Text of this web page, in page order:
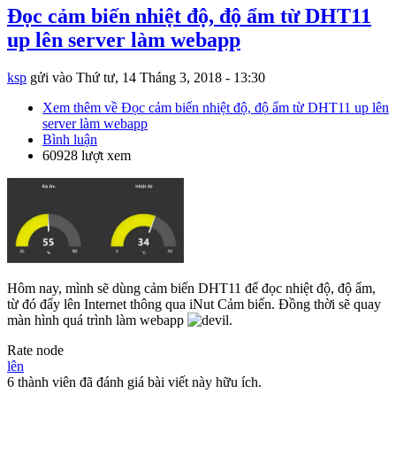
Đọc cảm biến nhiệt độ, độ ẩm từ DHT11
up lên server làm webapp
ksp gửi vào Thứ tư, 14 Tháng 3, 2018 - 13:30
Xem thêm về Đọc cảm biến nhiệt độ, độ ẩm từ DHT11 up lên
server làm webapp
Bình luận
60928 lượt xem
Hôm nay, mình sẽ dùng cảm biến DHT11 để đọc nhiệt độ, độ ẩm,
từ đó đẩy lên Internet thông qua iNut Cảm biến. Đồng thời sẽ quay
màn hình quá trình làm webapp
.
Rate node
lên
6 thành viên đã đánh giá bài viết này hữu ích.